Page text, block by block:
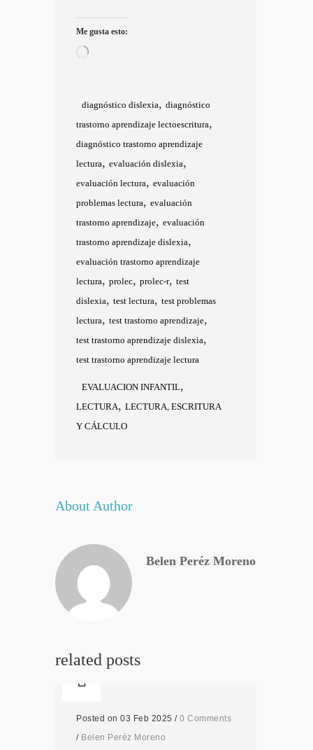
Me gusta esto:
Cargando...
diagnóstico dislexia, diagnóstico
trastorno aprendizaje lectoescritura,
diagnóstico trastorno aprendizaje
lectura, evaluación dislexia,
evaluación lectura, evaluación
problemas lectura, evaluación
trastorno aprendizaje, evaluación
trastorno aprendizaje dislexia,
evaluación trastorno aprendizaje
lectura, prolec, prolec-r, test
dislexia, test lectura, test problemas
lectura, test trastorno aprendizaje,
test trastorno aprendizaje dislexia,
test trastorno aprendizaje lectura
EVALUACION INFANTIL,
LECTURA, LECTURA, ESCRITURA
Y CÁLCULO
About Author
Belen Peréz Moreno
related posts
Posted on 03 Feb 2025 / 0 Comments
/ Belen Peréz Moreno